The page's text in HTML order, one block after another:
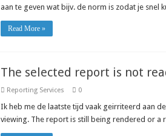
aan te geven wat bijv. de norm is zodat je snel
Read More »
The selected report is not
Reporting Services 0
Ik heb me de laatste tijd vaak geirriteerd aan
viewing. The report is still being rendered or a